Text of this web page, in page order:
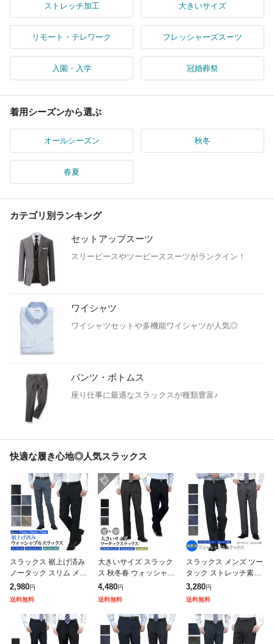
ストレッチ加工 大きいサイズ
リモート・テレワーク フレッシャーズスーツ
入園・入学 冠婚葬祭
着用シーズンから選ぶ
オールシーズン 秋冬
春夏
カテゴリ別ランキング
セットアップスーツ
スリーピースやツーピーススーツがランクイン！
ワイシャツ
ワイシャツセットや多機能ワイシャツが人気◎
パンツ・ボトムス
座り仕事に最適なスラックスが種類豊富♪
快適な履き心地◎人気スラックス
スラックス 裾上げ済み
ノータック スリム メン
ズ ウォッシャブル 洗え
る 【クロネコゆうパケ
ット】春夏秋冬 オール
シーズン ビ
2,980円
送料無料
大きいサイズ スラック
ス 秋冬春 ウォッシャブ
ル ツータックスラック
ス キングサイズ【クロ
ネコゆうパケット】 洗
濯機で水洗い
4,480円
送料無料
スラックス メンズ ツー
タック ストレッチ素材
春夏秋 3シーズン ウォ
ッシャブル 【クロネコ
ゆうパケット】 洗える
ビジネス
3,280円
送料無料